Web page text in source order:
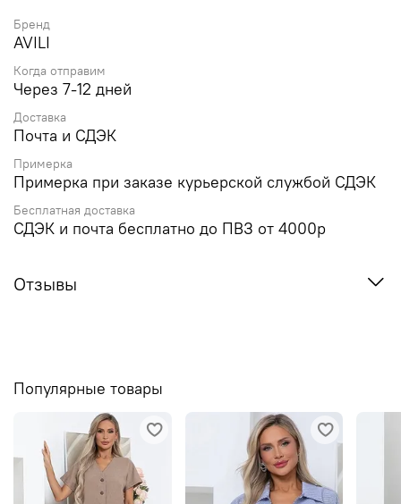
Бренд
AVILI
Когда отправим
Через 7-12 дней
Доставка
Почта и СДЭК
Примерка
Примерка при заказе курьерской службой СДЭК
Бесплатная доставка
СДЭК и почта бесплатно до ПВЗ от 4000р
Отзывы
Популярные товары